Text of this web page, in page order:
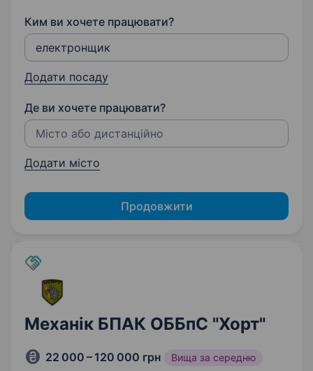
Ким ви хочете працювати?
Додати посаду
Де ви хочете працювати?
Додати місто
Продовжити
Механік БПАК ОББпС "Хорт"
22 000 – 120 000 грн Вища за середню